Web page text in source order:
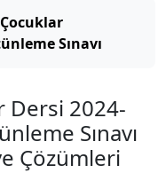
Sınavı
Dersi 2024-
Sınavı
Çözümleri